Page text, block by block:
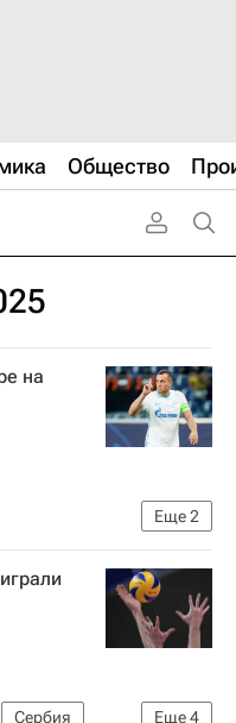
Общество
на
Еще2
футболу
Еще4
Сербия